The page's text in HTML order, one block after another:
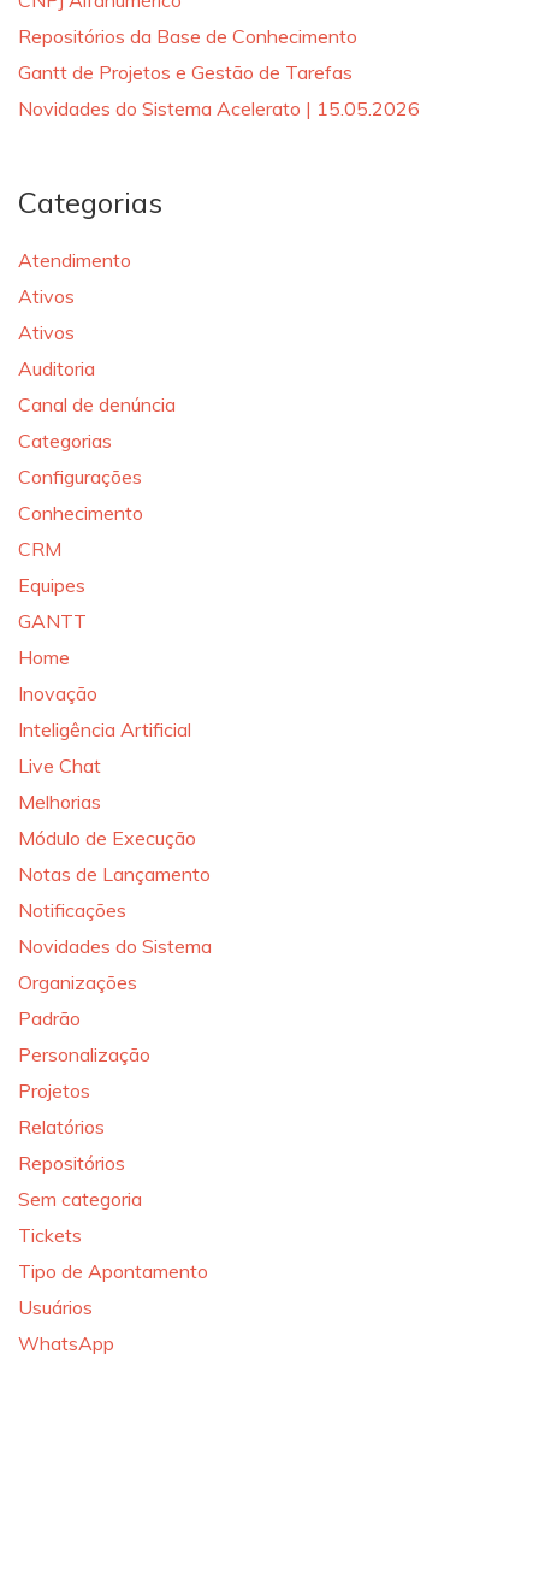
Repositórios da Base de Conhecimento
Gantt de Projetos e Gestão de Tarefas
Novidades do Sistema Acelerato | 15.05.2026
Categorias
Atendimento
Ativos
Ativos
Auditoria
Canal de denúncia
Categorias
Configurações
Conhecimento
CRM
Equipes
GANTT
Home
Inovação
Inteligência Artificial
Live Chat
Melhorias
Módulo de Execução
Notas de Lançamento
Notificações
Novidades do Sistema
Organizações
Padrão
Personalização
Projetos
Relatórios
Repositórios
Sem categoria
Tickets
Tipo de Apontamento
Usuários
WhatsApp